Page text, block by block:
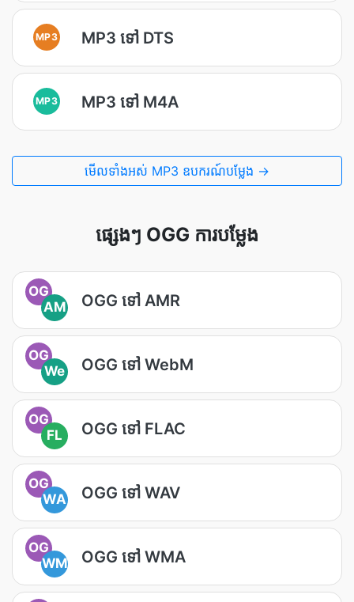
MP3 MP3 ទៅ DTS
MP3 MP3 ទៅ M4A
មើល​ទាំងអស់ MP3 ឧបករណ៍បម្លែង →
ផ្សេងៗ OGG ការបម្លែង
OG
AM
OGG ទៅ AMR
OG
We
OGG ទៅ WebM
OG
FL
OGG ទៅ FLAC
OG
WA
OGG ទៅ WAV
OG
WM
OGG ទៅ WMA